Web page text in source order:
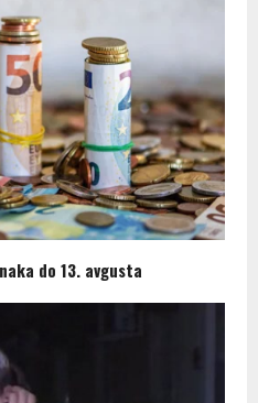
do 13. avgusta